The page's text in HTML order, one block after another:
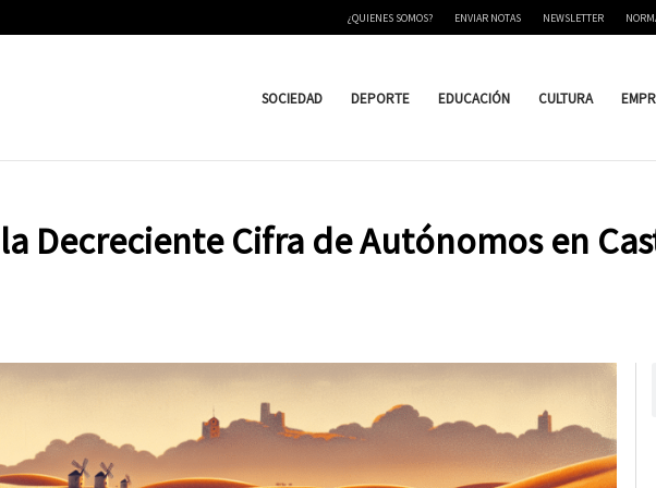
¿QUIENES SOMOS? ENVIAR NOTAS NEWSLETTER
SOCIEDAD DEPORTE EDUCACIÓN CULTURA
Decreciente Cifra de Autónomos en